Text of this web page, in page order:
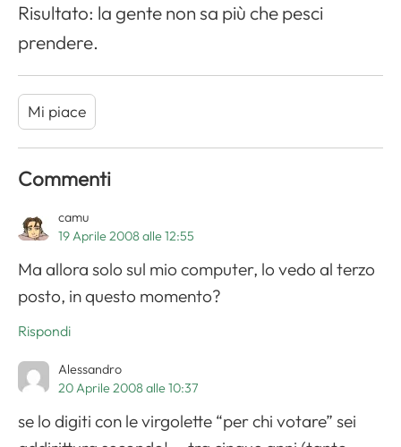
Risultato: la gente non sa più che pesci
prendere.
Mi piace
Commenti
camu
19 Aprile 2008 alle 12:55
Ma allora solo sul mio computer, lo vedo al terzo
posto, in questo momento?
Rispondi
Alessandro
20 Aprile 2008 alle 10:37
se lo digiti con le virgolette “per chi votare” sei